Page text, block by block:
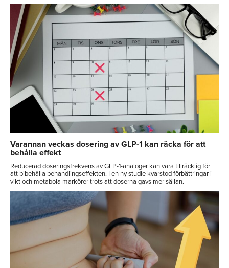
Varannan veckas dosering av GLP-1 kan räcka för att
behålla effekt
Reducerad doseringsfrekvens av GLP-1-analoger kan vara tillräcklig för
att bibehålla behandlingseffekten. I en ny studie kvarstod förbättringar i
vikt och metabola markörer trots att doserna gavs mer sällan.